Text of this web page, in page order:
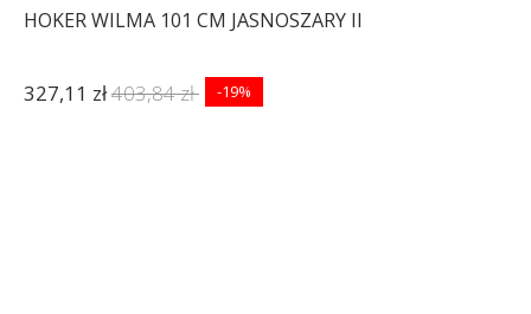
HOKER WILMA 101 CM JASNOSZARY II
327,11 zł403,84 zł -19%